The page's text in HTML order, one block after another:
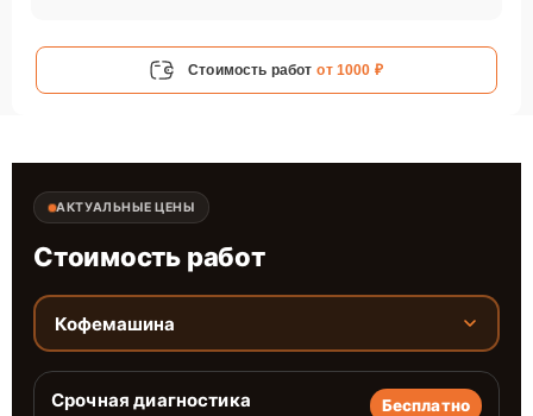
Стоимость работ от 1000 ₽
АКТУАЛЬНЫЕ ЦЕНЫ
Стоимость работ
Кофемашина
Срочная диагностика Бесплатно